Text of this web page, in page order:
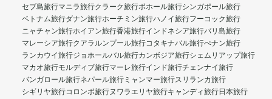
セブ島旅行マニラ旅行クラーク旅行ボホール旅行シンガポール旅行
ベトナム旅行ダナン旅行ホーチミン旅行ハノイ旅行フーコック旅行
ニャチャン旅行ホイアン旅行香港旅行インドネシア旅行バリ島旅行
マレーシア旅行クアラルンプール旅行コタキナバル旅行ぺナン旅行
ランカウイ旅行ジョホールバル旅行カンボジア旅行シェムリアップ旅行
マカオ旅行モルディブ旅行マーレ旅行インド旅行チェンナイ旅行
バンガロール旅行ネパール旅行 ミャンマー旅行スリランカ旅行
シギリヤ旅行コロンボ旅行ヌワラエリヤ旅行キャンディ旅行日本旅行